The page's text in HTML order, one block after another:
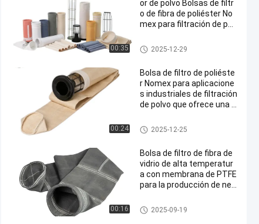
00:35
or de polvo Bolsas de filtr
o de fibra de poliéster No
mex para filtración de pol
on alta resistencia a la tr
acción y resistencia al cal
Bolso de filtro del poliéster
2025-12-29
00:24
Bolsa de filtro de poliéste
r Nomex para aplicacione
s industriales de filtración
de polvo que ofrece una p
ire y resistencia a altas te
mperaturas
Bolsas de filtro para colector d
e polvo
2025-12-25
00:16
Bolsa de filtro de fibra de
vidrio de alta temperatur
a con membrana de PTFE
para la producción de neg
bolsas de filtro de fibra de vidri
o
2025-09-19